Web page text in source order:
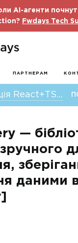
AI-агенти
Fwdays Tech
ПАРТНЕРАМ
Конференція React+TS fwdays’23
—
даними